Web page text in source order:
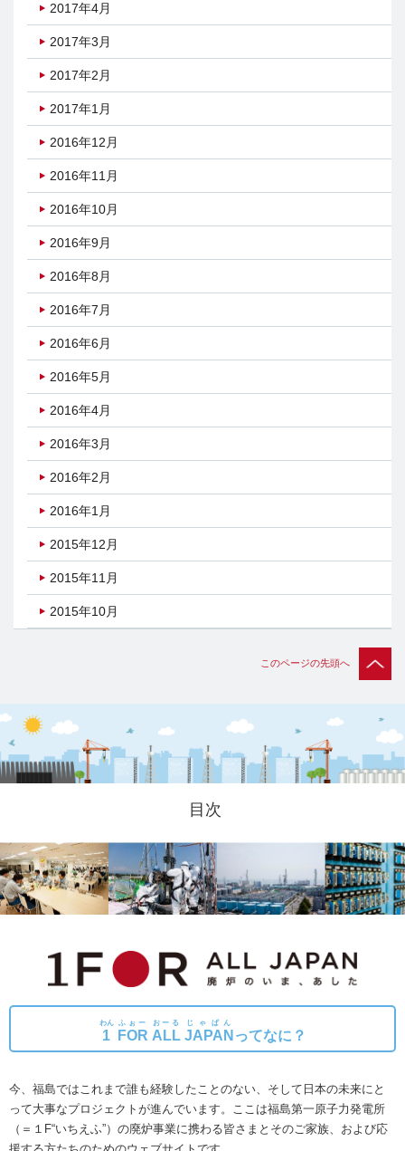
2017年4月
2017年3月
2017年2月
2017年1月
2016年12月
2016年11月
2016年10月
2016年9月
2016年8月
2016年7月
2016年6月
2016年5月
2016年4月
2016年3月
2016年2月
2016年1月
2015年12月
2015年11月
2015年10月
このページの先頭へ
目次
1
わん
FOR
ふぉー
ALL
おーる
JAPAN
じゃぱん
ってなに？
今、福島ではこれまで誰も経験したことのない、そして日本の未来にと
って大事なプロジェクトが進んでいます。 ここは福島第一原子力発電所
（＝１F“いちえふ”）の廃炉事業に携わる皆さまとそのご家族、および応